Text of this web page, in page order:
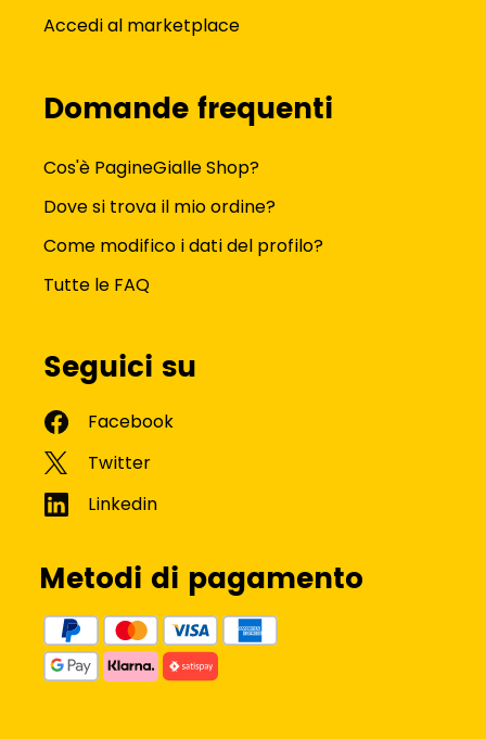
Accedi al marketplace
Domande frequenti
Cos'è PagineGialle Shop?
Dove si trova il mio ordine?
Come modifico i dati del profilo?
Tutte le FAQ
Seguici su
Metodi di pagamento